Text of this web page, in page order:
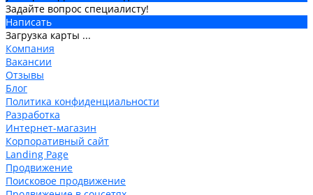
Задайте вопрос специалисту!
Написать
Загрузка карты ...
Компания
Вакансии
Отзывы
Блог
Политика конфиденциальности
Разработка
Интернет-магазин
Корпоративный сайт
Landing Page
Продвижение
Поисковое продвижение